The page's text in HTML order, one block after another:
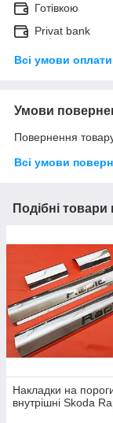
Готівкою
Privat bank
Всі умови оплати
Умови
Повернення
Всі умови
Подібні товари
Накладки на
внутрішні Skoda